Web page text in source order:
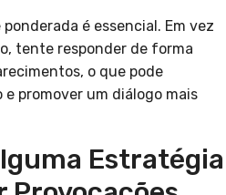
é essencial. Em vez
tente responder de forma
o que pode
promover um diálogo mais
Estratégia